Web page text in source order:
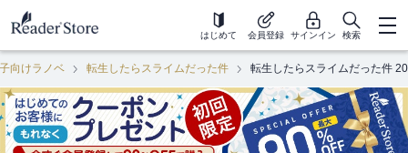
はじめて 会員登録 サインイン 検索
向けラノベ 転生したらスライムだった件 転生したらスライムだった件 20